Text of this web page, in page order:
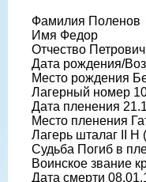
Фамилия Поленов
Имя Федор
Отчество Петрович
Дата рождения/
Место рождения
Лагерный номер
Дата пленения
Место пленения
Лагерь шталаг II H
Судьба Погиб в
Воинское звание
Дата смерти